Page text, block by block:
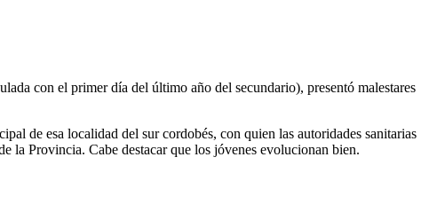
con el primer día del último año del secundario), presentó malestares
de esa localidad del sur cordobés, con quien las autoridades sanitarias
la Provincia. Cabe destacar que los jóvenes evolucionan bien.